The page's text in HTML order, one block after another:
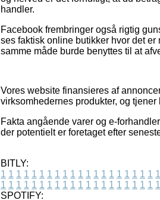
handler.
Facebook frembringer også rigtig
ses faktisk online butikker hvor det
samme måde burde benyttes til at
Vores website finansieres af
virksomhedernes produkter, og
Fakta angående varer og e-
der potentielt er foretaget efter
BITLY:
1 1 1 1 1 1 1 1 1 1 1 1 1 1 1 1 1 1 1 1 1
1 1 1 1 1 1 1 1 1 1 1 1 1 1 1 1 1 1 1 1 1
SPOTIFY: